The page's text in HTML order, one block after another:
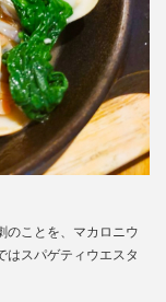
のことを、マカロニウ
はスパゲティウエスタ